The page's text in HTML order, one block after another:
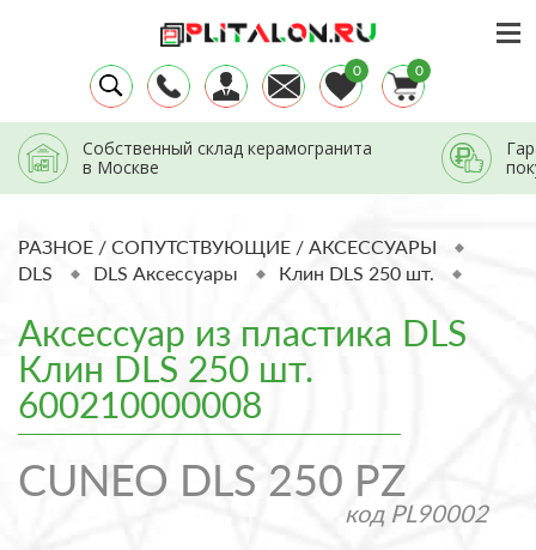
0 0
Собственный склад керамогранита
в Москве
РАЗНОЕ / СОПУТСТВУЮЩИЕ / АКСЕССУАРЫ
DLS
DLS Аксессуары Клин DLS 250 шт.
Аксессуар из пластика DLS
Клин DLS 250 шт.
600210000008
CUNEO DLS 250 PZ
код PL90002